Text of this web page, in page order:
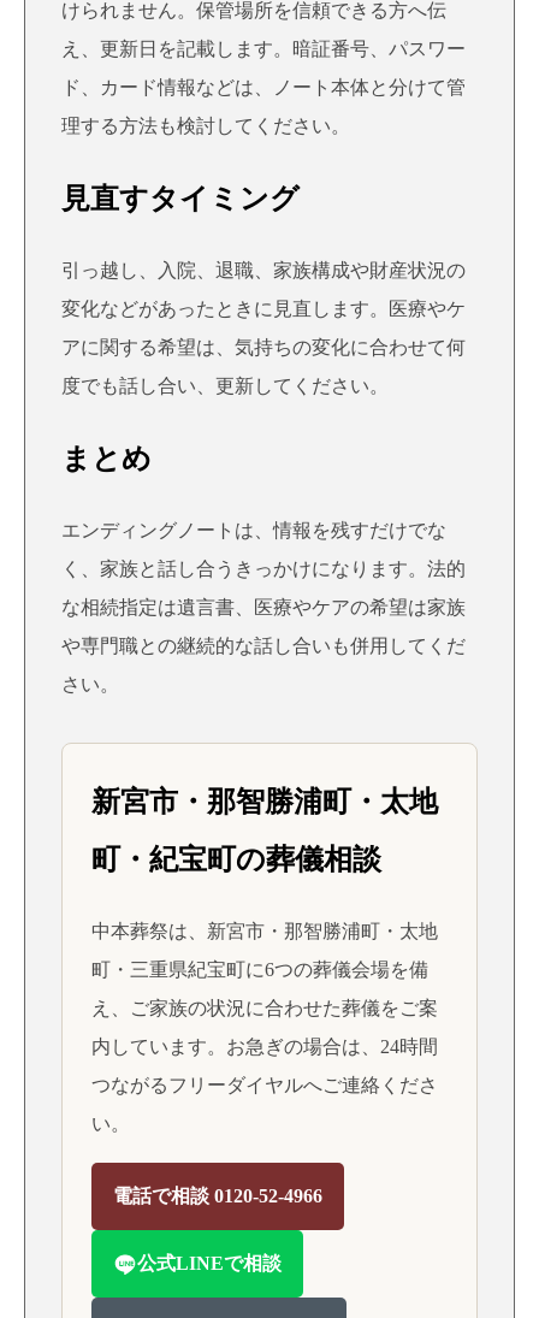
けられません。保管場所を信頼できる方へ伝
え、更新日を記載します。暗証番号、パスワー
ド、カード情報などは、ノート本体と分けて管
理する方法も検討してください。
見直すタイミング
引っ越し、入院、退職、家族構成や財産状況の
変化などがあったときに見直します。医療やケ
アに関する希望は、気持ちの変化に合わせて何
度でも話し合い、更新してください。
まとめ
エンディングノートは、情報を残すだけでな
く、家族と話し合うきっかけになります。法的
な相続指定は遺言書、医療やケアの希望は家族
や専門職との継続的な話し合いも併用してくだ
さい。
新宮市・那智勝浦町・太地
町・紀宝町の葬儀相談
中本葬祭は、新宮市・那智勝浦町・太地
町・三重県紀宝町に6つの葬儀会場を備
え、ご家族の状況に合わせた葬儀をご案
内しています。お急ぎの場合は、24時間
つながるフリーダイヤルへご連絡くださ
い。
電話で相談 0120-52-4966
公式LINEで相談